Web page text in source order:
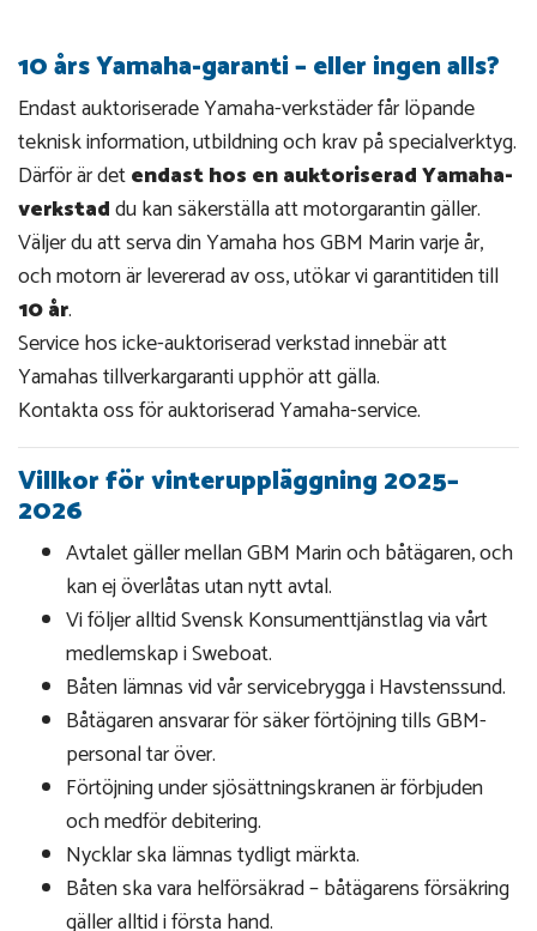
10 års Yamaha-garanti – eller ingen alls?
Endast auktoriserade Yamaha-verkstäder får löpande
teknisk information, utbildning och krav på specialverktyg.
Därför är detendast hos en auktoriserad Yamaha-
verkstaddu kan säkerställa att motorgarantin gäller.
Väljer du att serva din Yamaha hos GBM Marin varje år,
och motorn är levererad av oss, utökar vi garantitiden till
10 år.
Service hos icke-auktoriserad verkstad innebär att
Yamahas tillverkargaranti upphör att gälla.
Kontakta oss för auktoriserad Yamaha-service.
Villkor för vinteruppläggning 2025–
2026
Avtalet gäller mellan GBM Marin och båtägaren, och
kan ej överlåtas utan nytt avtal.
Vi följer alltid Svensk Konsumenttjänstlag via vårt
medlemskap i Sweboat.
Båten lämnas vid vår servicebrygga i Havstenssund.
Båtägaren ansvarar för säker förtöjning tills GBM-
personal tar över.
Förtöjning under sjösättningskranen är förbjuden
och medför debitering.
Nycklar ska lämnas tydligt märkta.
Båten ska vara helförsäkrad – båtägarens försäkring
gäller alltid i första hand.